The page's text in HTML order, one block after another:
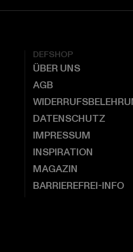
DEFSHOP
ÜBER UNS
AGB
DATENSCHUTZ
IMPRESSUM
INSPIRATION
MAGAZIN
BARRIEREFREI-INFO